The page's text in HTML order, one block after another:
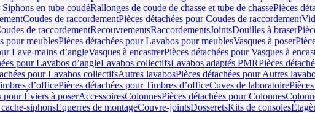
Siphons en tube coudéRallonges de coude de chasse et tube de chassePièces
Coudes de raccordementPièces détachées pour Coudes de raccordement
de raccordementRecouvrementsRaccordementsJointsDouilles à braser
pour meublesPièces détachées pour Lavabos pour meublesVasques à poser
Lave-mains d’angleVasques à encastrerPièces détachées pour Vasques à
pour Lavabos d’angleLavabos collectifsLavabos adaptés PMRPièces
pour Lavabos collectifsAutres lavabosPièces détachées pour Autres
dʼofficePièces détachées pour Timbres dʼofficeCuves de laboratoire
pour Éviers à poserAccessoiresColonnesPièces détachées pour Colonnes
siphonsEquerres de montageCouvre-jointsDosseretsKits de consoles